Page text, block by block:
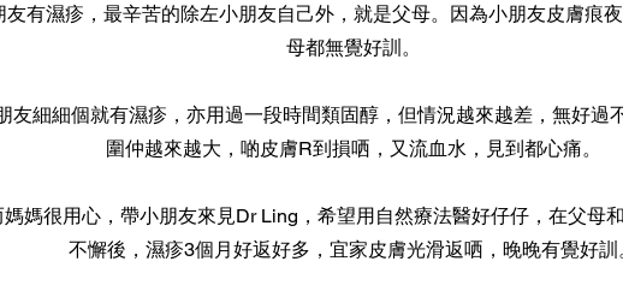
友有濕疹，最辛苦的除左小朋友自己外，就是父母。因為小朋友皮膚痕
母都無覺好訓。
友細細個就有濕疹，亦用過一段時間類固醇，但情況越來越差，無好過
圍仲越來越大，啲皮膚R到損哂，又流血水，見到都心痛。
媽媽很用心，帶小朋友來見Dr Ling，希望用自然療法醫好仔仔，在父母
不懈後，濕疹3個月好返好多，宜家皮膚光滑返哂，晚晚有覺好訓